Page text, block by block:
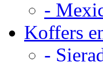
-
Koffers
-